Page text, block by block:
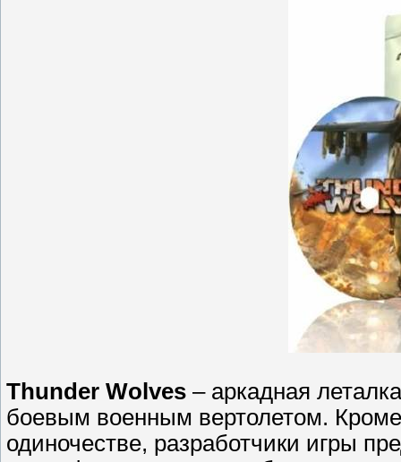
Thunder Wolves – аркадная
боевым военным вертолетом.
одиночестве, разработчики игры